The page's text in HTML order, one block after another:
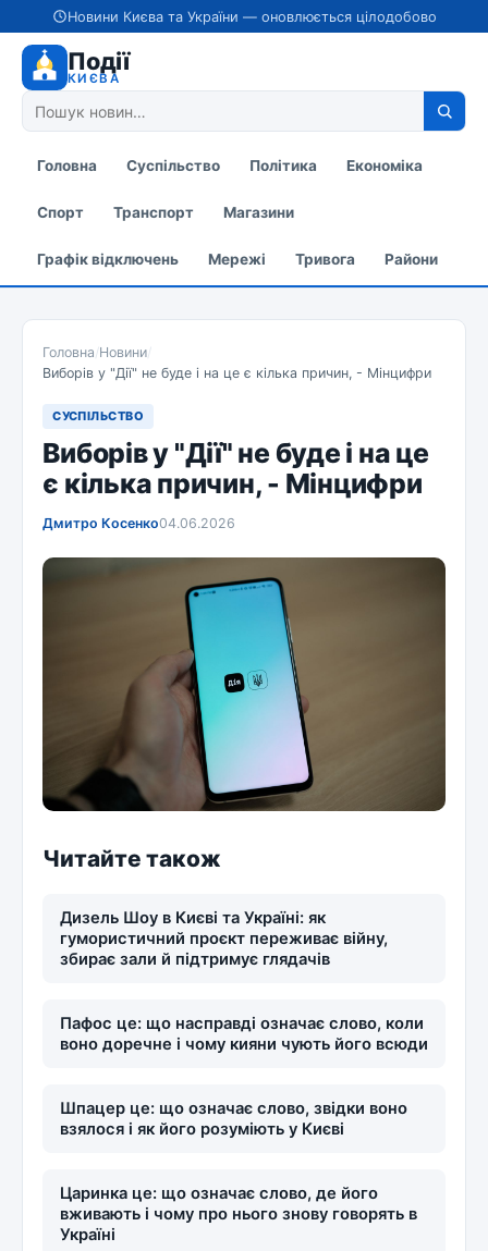
Новини Києва та України — оновлюється цілодобово
Події
КИЄВА
Головна Суспільство Політика Економіка
Спорт Транспорт Магазини
Графік відключень Мережі Тривога Райони
Головна/Новини/
Виборів у "Дії" не буде і на це є кілька причин, - Мінцифри
СУСПІЛЬСТВО
Виборів у "Дії" не буде і на це
є кілька причин, - Мінцифри
Дмитро Косенко04.06.2026
Читайте також
Дизель Шоу в Києві та Україні: як
гумористичний проєкт переживає війну,
збирає зали й підтримує глядачів
Пафос це: що насправді означає слово, коли
воно доречне і чому кияни чують його всюди
Шпацер це: що означає слово, звідки воно
взялося і як його розуміють у Києві
Царинка це: що означає слово, де його
вживають і чому про нього знову говорять в
Україні